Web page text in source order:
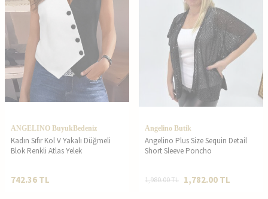
ANGELINO BuyukBedeniz
Kadın Sıfır Kol V Yakalı Düğmeli
Blok Renkli Atlas Yelek
742.36 TL
Angelino Butik
Angelino Plus Size Sequin Detail
Short Sleeve Poncho
1,980.00TL 1,782.00 TL